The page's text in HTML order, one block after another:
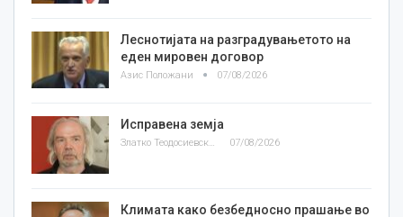
Леснотијата на разградувањетото на
еден мировен договор
Азис Положани 07/08/2026
Исправена земја
Златко Теодосиевски 07/08/2026
Климата како безбедносно прашање во